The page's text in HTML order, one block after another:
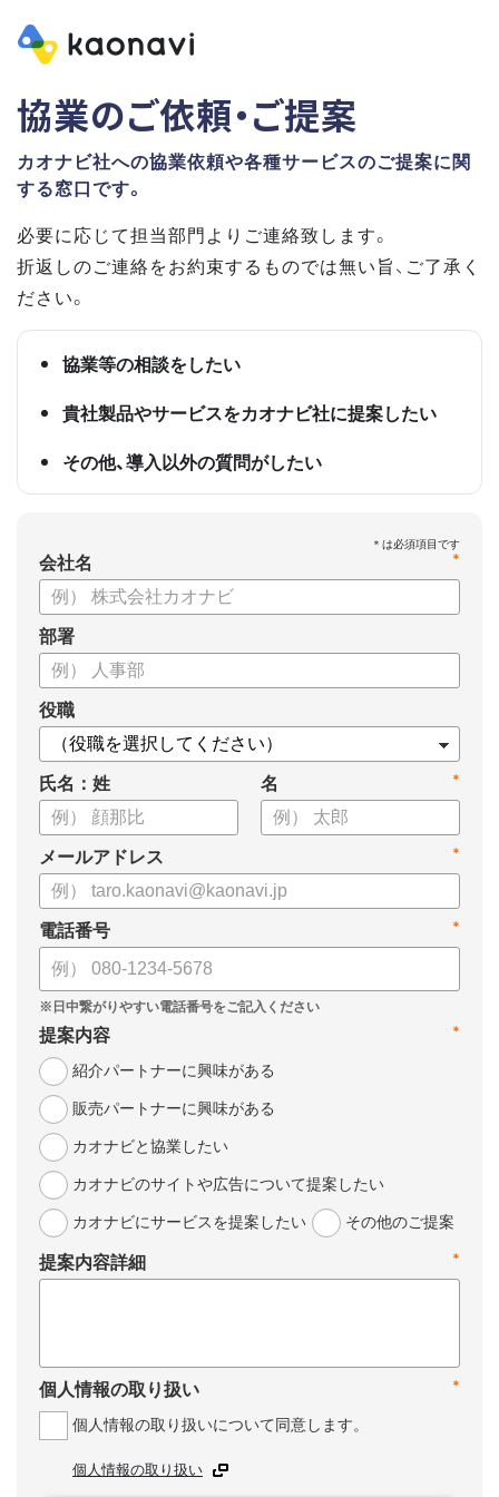
協業のご依頼・ご提案
カオナビ社への協業依頼や各種サービスのご提案に関
する窓口です。
必要に応じて担当部門よりご連絡致します。
折返しのご連絡をお約束するものでは無い旨、ご了承く
ださい。
協業等の相談をしたい
貴社製品やサービスをカオナビ社に提案したい
その他、導入以外の質問がしたい
*
会社名
部署
役職
氏名：姓 *
名
*
メールアドレス
*
電話番号
*
提案内容
紹介パートナーに興味がある
販売パートナーに興味がある
カオナビと協業したい
カオナビのサイトや広告について提案したい
カオナビにサービスを提案したい
その他のご提案
*
提案内容詳細
*
個人情報の取り扱い
個人情報の取り扱いについて同意します。
個人情報の取り扱い